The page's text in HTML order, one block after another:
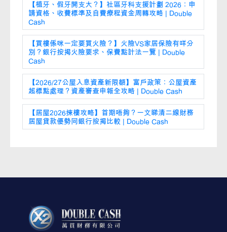
【植牙、假牙開支大？】社區牙科支援計劃 2026：申
請資格、收費標準及自費療程資金周轉攻略 | Double
Cash
【買樓係咪一定要買火險？】火險VS家居保險有咩分
別？銀行按揭火險要求、保費點計法一覽 | Double
Cash
【2026/27公屋入息資產新限額】富戶政策：公屋資產
超標點處理？資產審查申報全攻略 | Double Cash
【居屋2026揀樓攻略】首期唔夠？一文睇清二線財務
居屋貸款優勢同銀行按揭比較 | Double Cash